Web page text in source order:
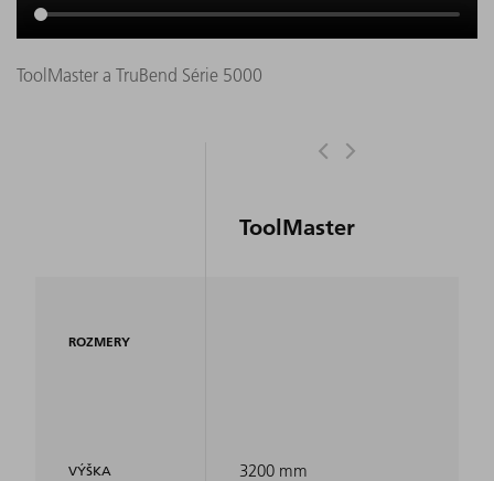
ToolMaster a TruBend Série 5000
ROZMERY
VÝŠKA
ToolMaster
3200 mm